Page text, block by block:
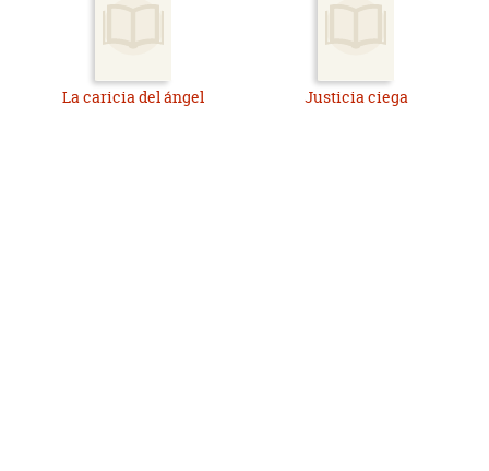
La caricia del ángel Justicia ciega